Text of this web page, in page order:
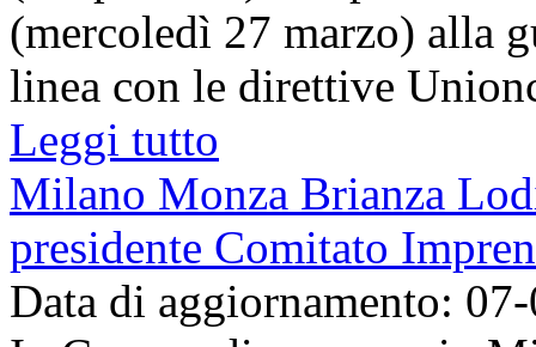
(mercoledì 27 marzo) alla
linea con le direttive
Leggi tutto
Milano Monza Brianza
presidente Comitato
Data di aggiornamento: